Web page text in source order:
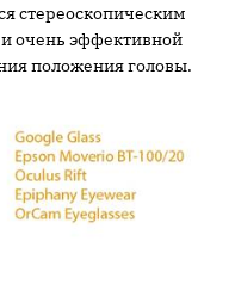
стереоскопическим
очень эффективной
положения головы.